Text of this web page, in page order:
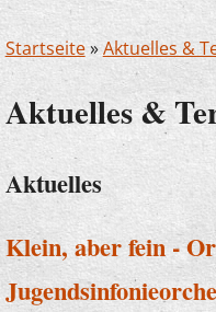
Startseite»Aktuelles &
Aktuelles &
Aktuelles
Klein, aber fein -